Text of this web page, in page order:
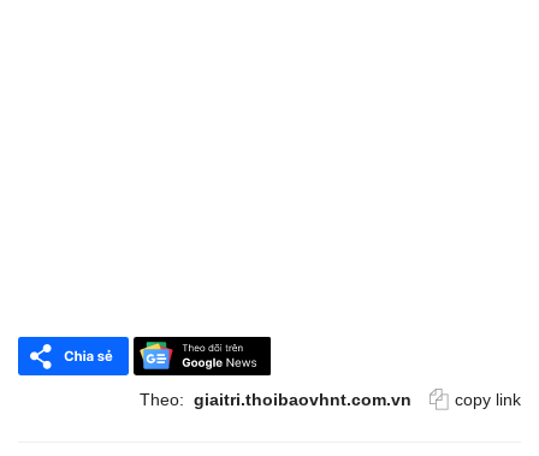
Theo: giaitri.thoibaovhnt.com.vn copy link